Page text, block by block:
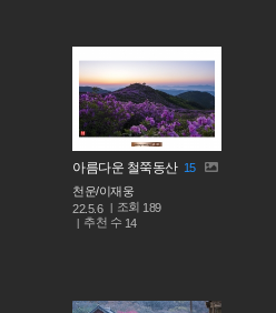
아름다운 철쭉동산 15
천운/이재웅
22.5.6
조회 189
추천 수 14